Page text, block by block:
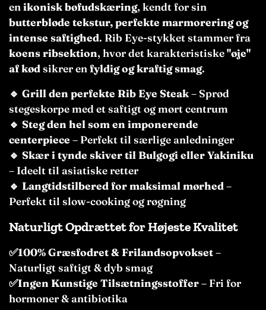
en ikonisk bøfudskæring, kendt for sin
butterbløde tekstur, perfekte marmorering og
intense saftighed. Rib Eye-stykket stammer fra
koens ribsektion, hvor det karakteristiske"øje"
af kød sikrer en fyldig og kraftig smag.
🔹 Grill den perfekte Rib Eye Steak– Sprød
stegeskorpe med et saftigt og mørt centrum
🔹 Steg den hel som en imponerende
centerpiece – Perfekt til særlige anledninger
🔹 Skær i tynde skiver til Bulgogi eller Yakiniku
– Ideelt til asiatiske retter
🔹 Langtidstilbered for maksimal mørhed –
Perfekt til slow-cooking og røgning
Naturligt Opdrættet for Højeste Kvalitet
✅100% Græsfodret & Frilandsopvokset–
Naturligt saftigt & dyb smag
✅Ingen Kunstige Tilsætningsstoffer– Fri for
hormoner & antibiotika